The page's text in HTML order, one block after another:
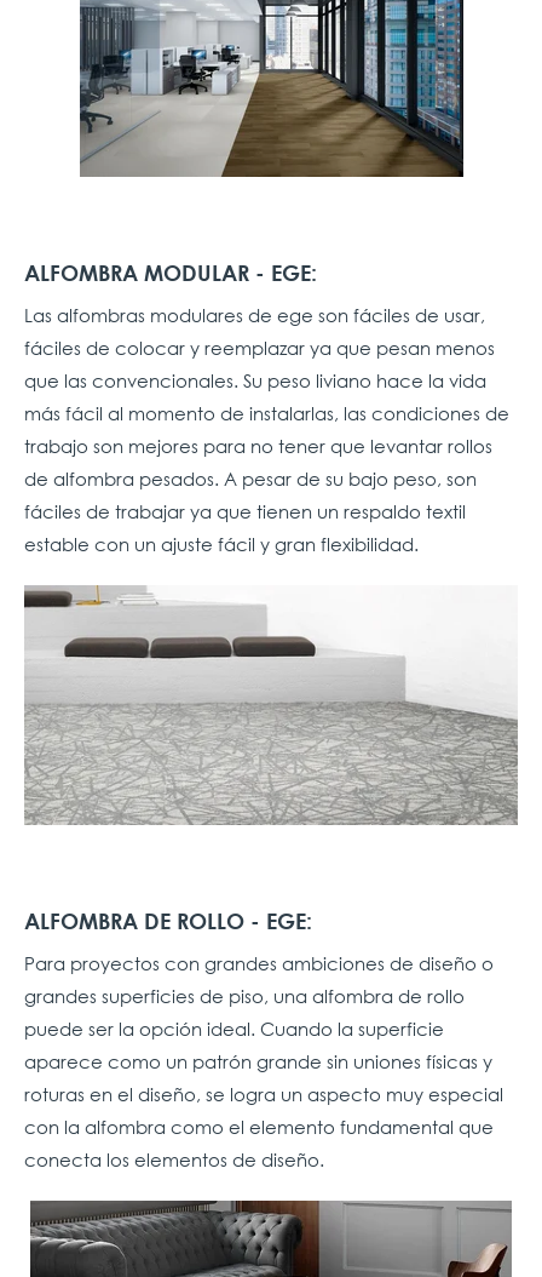
ALFOMBRA MODULAR - EGE:
Las alfombras modulares de ege son fáciles de usar,
fáciles de colocar y reemplazar ya que pesan menos
que las convencionales. Su peso liviano hace la vida
más fácil al momento de instalarlas, las condiciones de
trabajo son mejores para no tener que levantar rollos
de alfombra pesados. A pesar de su bajo peso, son
fáciles de trabajar ya que tienen un respaldo textil
estable con un ajuste fácil y gran flexibilidad.
ALFOMBRA DE ROLLO - EGE:
Para proyectos con grandes ambiciones de diseño o
grandes superficies de piso, una alfombra de rollo
puede ser la opción ideal. Cuando la superficie
aparece como un patrón grande sin uniones físicas y
roturas en el diseño, se logra un aspecto muy especial
con la alfombra como el elemento fundamental que
conecta los elementos de diseño.